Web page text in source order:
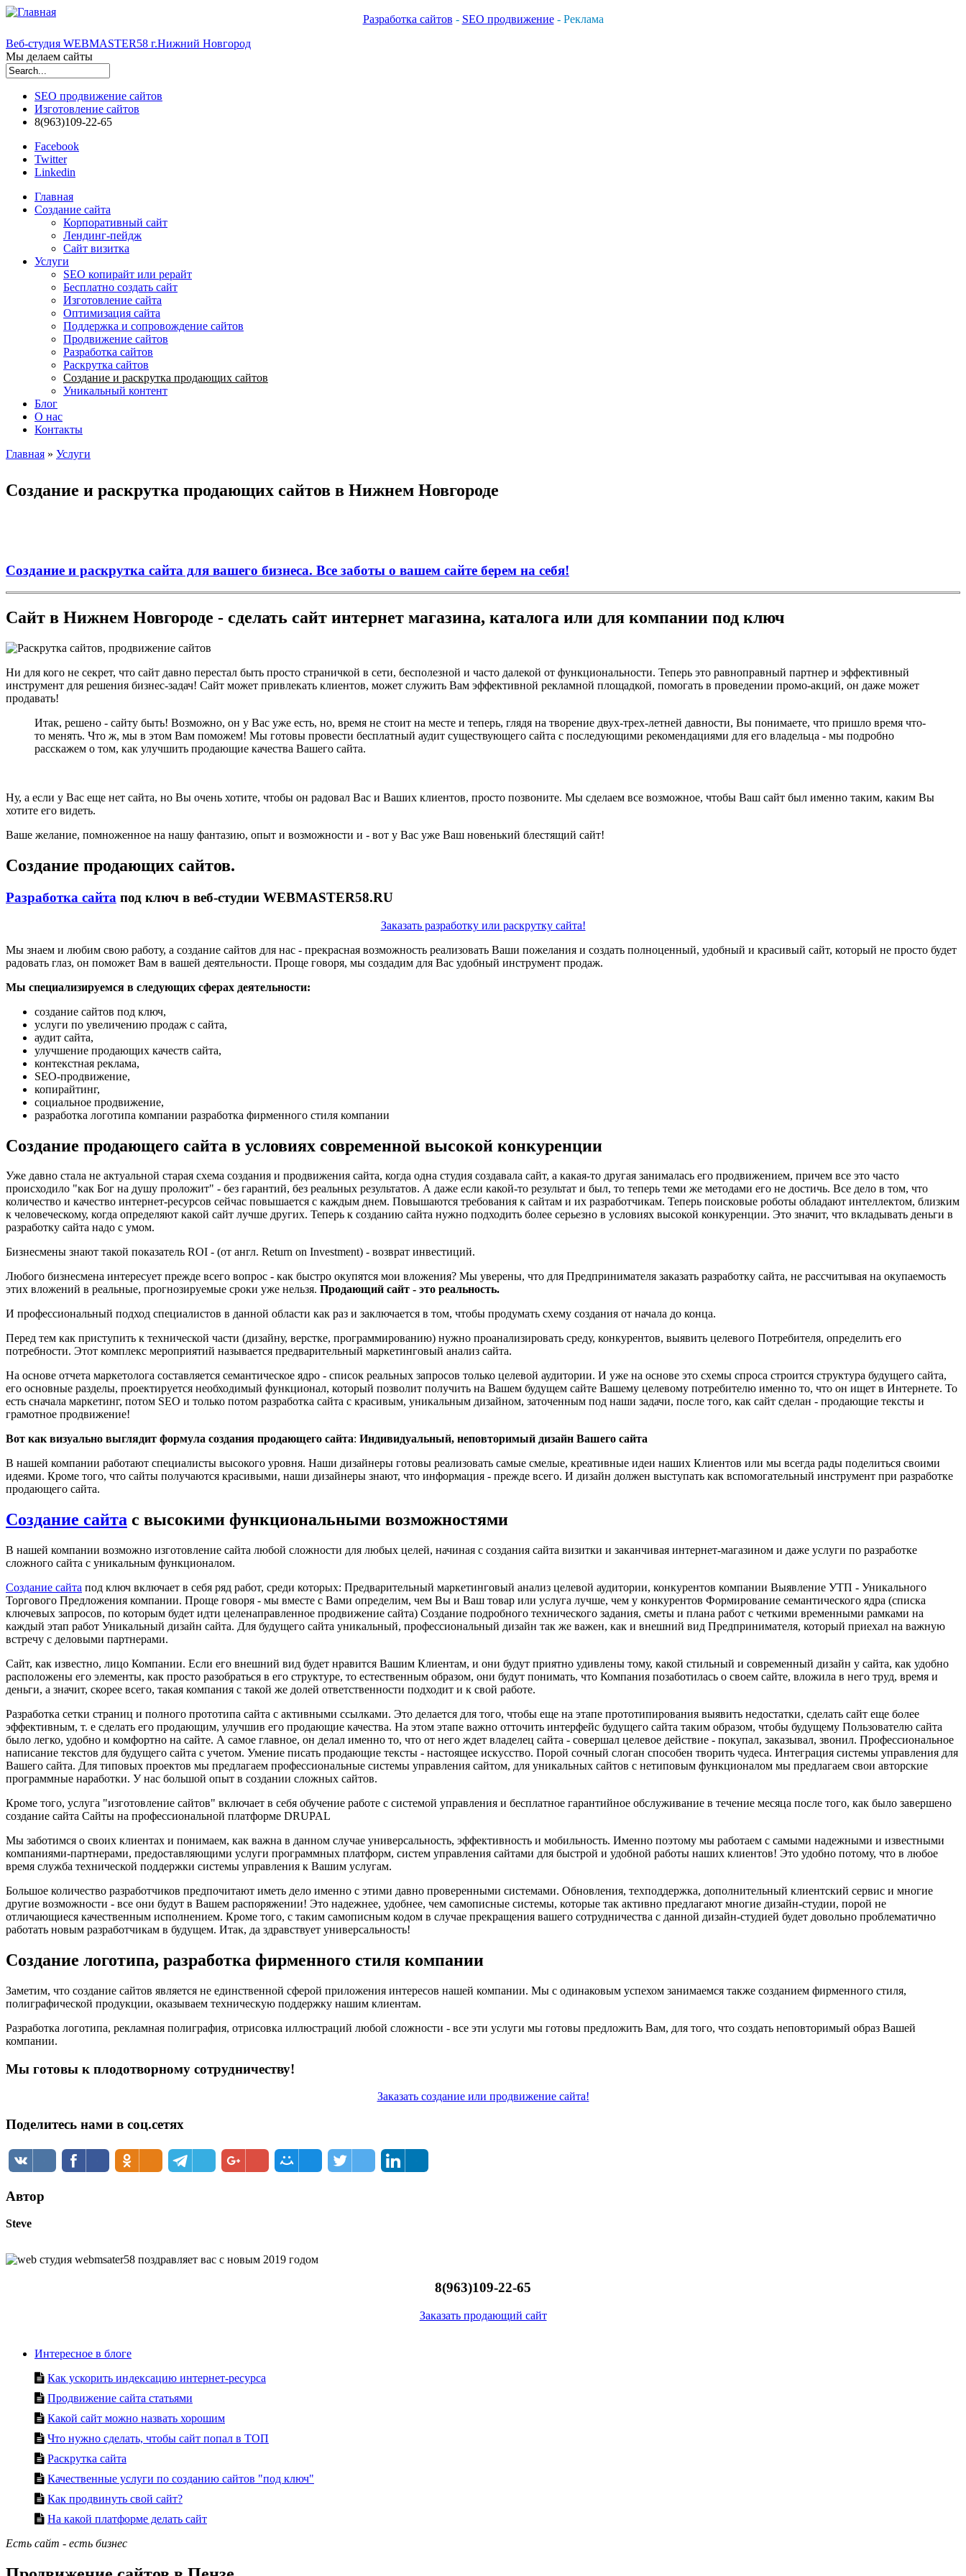
Разработка сайтов - SEO продвижение- Реклама
Веб-студия WEBMASTER58 г.Нижний Новгород
Мы делаем сайты
SEO продвижение сайтов
Изготовление сайтов
8(963)109-22-65
Facebook
Twitter
Linkedin
Главная
Создание сайта
Корпоративный сайт
Лендинг-пейдж
Сайт визитка
Услуги
SEO копирайт или рерайт
Бесплатно создать сайт
Изготовление сайта
Оптимизация сайта
Поддержка и сопровождение сайтов
Продвижение сайтов
Разработка сайтов
Раскрутка сайтов
Создание и раскрутка продающих сайтов
Уникальный контент
Блог
О нас
Контакты
Главная » Услуги
Создание и раскрутка продающих сайтов в Нижнем Новгороде
Создание и раскрутка сайта для вашего бизнеса. Все заботы о вашем сайте берем на себя!
Сайт в Нижнем Новгороде - сделать сайт интернет магазина, каталога или для компании под ключ
Ни для кого не секрет, что сайт давно перестал быть просто страничкой в сети, бесполезной и часто далекой от функциональности. Теперь это равноправный партнер и эффективный
инструмент для решения бизнес-задач! Сайт может привлекать клиентов, может служить Вам эффективной рекламной площадкой, помогать в проведении промо-акций, он даже может
продавать!
Итак, решено - сайту быть! Возможно, он у Вас уже есть, но, время не стоит на месте и теперь, глядя на творение двух-трех-летней давности, Вы понимаете, что пришло время что-
то менять. Что ж, мы в этом Вам поможем! Мы готовы провести бесплатный аудит существующего сайта с последующими рекомендациями для его владельца - мы подробно
расскажем о том, как улучшить продающие качества Вашего сайта.
Ну, а если у Вас еще нет сайта, но Вы очень хотите, чтобы он радовал Вас и Ваших клиентов, просто позвоните. Мы сделаем все возможное, чтобы Ваш сайт был именно таким, каким Вы
хотите его видеть.
Ваше желание, помноженное на нашу фантазию, опыт и возможности и - вот у Вас уже Ваш новенький блестящий сайт!
Создание продающих сайтов.
Разработка сайта под ключ в веб-студии WEBMASTER58.RU
Заказать разработку или раскрутку сайта!
Мы знаем и любим свою работу, а создание сайтов для нас - прекрасная возможность реализовать Ваши пожелания и создать полноценный, удобный и красивый сайт, который не просто будет
радовать глаз, он поможет Вам в вашей деятельности. Проще говоря, мы создадим для Вас удобный инструмент продаж.
Мы специализируемся в следующих сферах деятельности:
создание сайтов под ключ,
услуги по увеличению продаж с сайта,
аудит сайта,
улучшение продающих качеств сайта,
контекстная реклама,
SEO-продвижение,
копирайтинг,
социальное продвижение,
разработка логотипа компании разработка фирменного стиля компании
Создание продающего сайта в условиях современной высокой конкуренции
Уже давно стала не актуальной старая схема создания и продвижения сайта, когда одна студия создавала сайт, а какая-то другая занималась его продвижением, причем все это часто
происходило "как Бог на душу проложит" - без гарантий, без реальных результатов. А даже если какой-то результат и был, то теперь теми же методами его не достичь. Все дело в том, что
количество и качество интернет-ресурсов сейчас повышается с каждым днем. Повышаются требования к сайтам и их разработчикам. Теперь поисковые роботы обладают интеллектом, близким
к человеческому, когда определяют какой сайт лучше других. Теперь к созданию сайта нужно подходить более серьезно в условиях высокой конкуренции. Это значит, что вкладывать деньги в
разработку сайта надо с умом.
Бизнесмены знают такой показатель ROI - (от англ. Return on Investment) - возврат инвестиций.
Любого бизнесмена интересует прежде всего вопрос - как быстро окупятся мои вложения? Мы уверены, что для Предпринимателя заказать разработку сайта, не рассчитывая на окупаемость
этих вложений в реальные, прогнозируемые сроки уже нельзя. Продающий сайт - это реальность.
И профессиональный подход специалистов в данной области как раз и заключается в том, чтобы продумать схему создания от начала до конца.
Перед тем как приступить к технической части (дизайну, верстке, программированию) нужно проанализировать среду, конкурентов, выявить целевого Потребителя, определить его
потребности. Этот комплекс мероприятий называется предварительный маркетинговый анализ сайта.
На основе отчета маркетолога составляется семантическое ядро - список реальных запросов только целевой аудитории. И уже на основе это схемы спроса строится структура будущего сайта,
его основные разделы, проектируется необходимый функционал, который позволит получить на Вашем будущем сайте Вашему целевому потребителю именно то, что он ищет в Интернете. То
есть сначала маркетинг, потом SEO и только потом разработка сайта с красивым, уникальным дизайном, заточенным под наши задачи, после того, как сайт сделан - продающие тексты и
грамотное продвижение!
Вот как визуально выглядит формула создания продающего сайта: Индивидуальный, неповторимый дизайн Вашего сайта
В нашей компании работают специалисты высокого уровня. Наши дизайнеры готовы реализовать самые смелые, креативные идеи наших Клиентов или мы всегда рады поделиться своими
идеями. Кроме того, что сайты получаются красивыми, наши дизайнеры знают, что информация - прежде всего. И дизайн должен выступать как вспомогательный инструмент при разработке
продающего сайта.
Создание сайта с высокими функциональными возможностями
В нашей компании возможно изготовление сайта любой сложности для любых целей, начиная с создания сайта визитки и заканчивая интернет-магазином и даже услуги по разработке
сложного сайта с уникальным функционалом.
Создание сайта под ключ включает в себя ряд работ, среди которых: Предварительный маркетинговый анализ целевой аудитории, конкурентов компании Выявление УТП - Уникального
Торгового Предложения компании. Проще говоря - мы вместе с Вами определим, чем Вы и Ваш товар или услуга лучше, чем у конкурентов Формирование семантического ядра (списка
ключевых запросов, по которым будет идти целенаправленное продвижение сайта) Создание подробного технического задания, сметы и плана работ с четкими временными рамками на
каждый этап работ Уникальный дизайн сайта. Для будущего сайта уникальный, профессиональный дизайн так же важен, как и внешний вид Предпринимателя, который приехал на важную
встречу с деловыми партнерами.
Сайт, как известно, лицо Компании. Если его внешний вид будет нравится Вашим Клиентам, и они будут приятно удивлены тому, какой стильный и современный дизайн у сайта, как удобно
расположены его элементы, как просто разобраться в его структуре, то естественным образом, они будут понимать, что Компания позаботилась о своем сайте, вложила в него труд, время и
деньги, а значит, скорее всего, такая компания с такой же долей ответственности подходит и к свой работе.
Разработка сетки страниц и полного прототипа сайта с активными ссылками. Это делается для того, чтобы еще на этапе прототипирования выявить недостатки, сделать сайт еще более
эффективным, т. е сделать его продающим, улучшив его продающие качества. На этом этапе важно отточить интерфейс будущего сайта таким образом, чтобы будущему Пользователю сайта
было легко, удобно и комфортно на сайте. А самое главное, он делал именно то, что от него ждет владелец сайта - совершал целевое действие - покупал, заказывал, звонил. Профессиональное
написание текстов для будущего сайта с учетом. Умение писать продающие тексты - настоящее искусство. Порой сочный слоган способен творить чудеса. Интеграция системы управления для
Вашего сайта. Для типовых проектов мы предлагаем профессиональные системы управления сайтом, для уникальных сайтов с нетиповым функционалом мы предлагаем свои авторские
программные наработки. У нас большой опыт в создании сложных сайтов.
Кроме того, услуга "изготовление сайтов" включает в себя обучение работе с системой управления и бесплатное гарантийное обслуживание в течение месяца после того, как было завершено
создание сайта Сайты на профессиональной платформе DRUPAL
Мы заботимся о своих клиентах и понимаем, как важна в данном случае универсальность, эффективность и мобильность. Именно поэтому мы работаем с самыми надежными и известными
компаниями-партнерами, предоставляющими услуги программных платформ, систем управления сайтами для быстрой и удобной работы наших клиентов! Это удобно потому, что в любое
время служба технической поддержки системы управления к Вашим услугам.
Большое количество разработчиков предпочитают иметь дело именно с этими давно проверенными системами. Обновления, техподдержка, дополнительный клиентский сервис и многие
другие возможности - все они будут в Вашем распоряжении! Это надежнее, удобнее, чем самописные системы, которые так активно предлагают многие дизайн-студии, порой не
отличающиеся качественным исполнением. Кроме того, с таким самописным кодом в случае прекращения вашего сотрудничества с данной дизайн-студией будет довольно проблематично
работать новым разработчикам в будущем. Итак, да здравствует универсальность!
Создание логотипа, разработка фирменного стиля компании
Заметим, что создание сайтов является не единственной сферой приложения интересов нашей компании. Мы с одинаковым успехом занимаемся также созданием фирменного стиля,
полиграфической продукции, оказываем техническую поддержку нашим клиентам.
Разработка логотипа, рекламная полиграфия, отрисовка иллюстраций любой сложности - все эти услуги мы готовы предложить Вам, для того, что создать неповторимый образ Вашей
компании.
Мы готовы к плодотворному сотрудничеству!
Заказать создание или продвижение сайта!
Поделитесь нами в соц.сетях
Автор
Steve
8(963)109-22-65
Заказать продающий сайт
Интересное в блоге
Как ускорить индексацию интернет-ресурса
Продвижение сайта статьями
Какой сайт можно назвать хорошим
Что нужно сделать, чтобы сайт попал в ТОП
Раскрутка сайта
Качественные услуги по созданию сайтов "под ключ"
Как продвинуть свой сайт?
На какой платформе делать сайт
Есть сайт - есть бизнес